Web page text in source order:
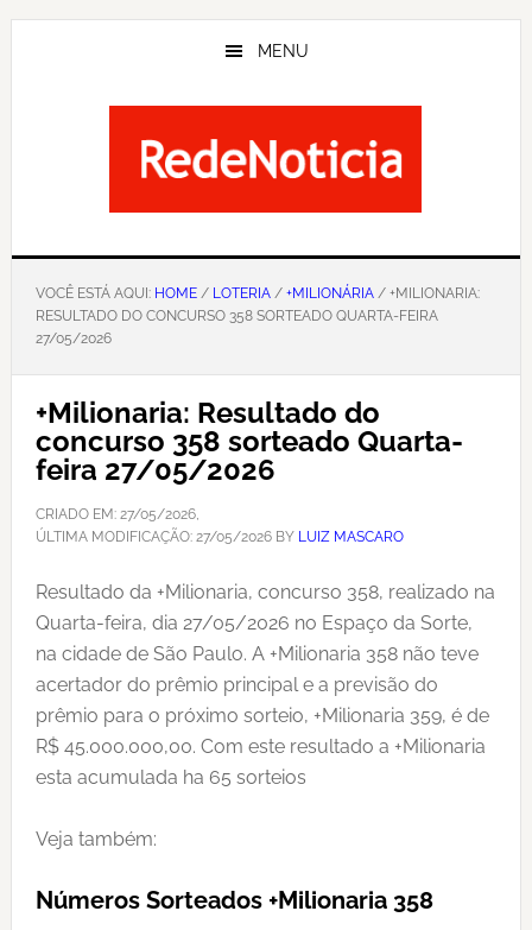
Skip
MENU
VOCÊ ESTÁ AQUI: HOME/ LOTERIA/ +MILIONÁRIA/ +MILIONARIA:
RESULTADO DO CONCURSO 358 SORTEADO QUARTA-FEIRA
27/05/2026
+Milionaria: Resultado do
concurso 358 sorteado Quarta-
feira 27/05/2026
CRIADO EM: 27/05/2026,
ÚLTIMA MODIFICAÇÃO: 27/05/2026BY LUIZ MASCARO
Resultado da +Milionaria, concurso 358, realizado na
Quarta-feira, dia 27/05/2026 no Espaço da Sorte,
na cidade de São Paulo. A +Milionaria 358 não teve
acertador do prêmio principal e a previsão do
prêmio para o próximo sorteio, +Milionaria 359, é de
R$ 45.000.000,00. Com este resultado a +Milionaria
esta acumulada ha 65 sorteios
Veja também:
Números Sorteados +Milionaria 358